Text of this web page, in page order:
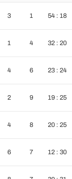
3 1 54 : 18
1 4 32 : 20
4 6 23 : 24
2 9 19 : 25
4 8 20 : 25
6 7 12 : 30